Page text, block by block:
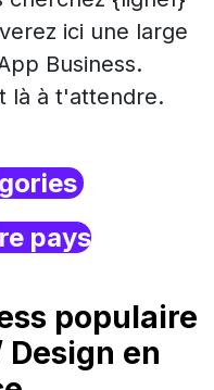
ici une large
Business.
là à t'attendre.
pays
populaire
Design en